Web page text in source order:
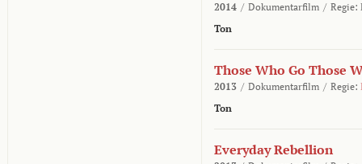
2014 / Dokumentarfilm / Regie:
Ton
Those Who Go Those
2013 / Dokumentarfilm / Regie:
Ton
Everyday Rebellion